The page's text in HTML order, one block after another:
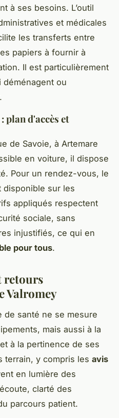
à ses besoins. L’outil
et médicales
les transferts entre
papiers à fournir à
Il est particulièrement
ou
plan d'accès et
de Savoie, à Artemare
en voiture, il dispose
Pour un rendez-vous, le
disponible sur les
appliqués respectent
sociale, sans
injustifiés, ce qui en
pour tous.
retours
Valromey
de santé ne se mesure
mais aussi à la
à la pertinence de ses
terrain, y compris les avis
en lumière des
clarté des
parcours patient.